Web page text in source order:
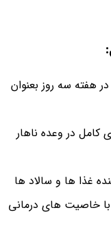
هفته سه روز بعنوان
در وعده ناهار
غذا ها و سالاد ها
با خاصیت های درمانی